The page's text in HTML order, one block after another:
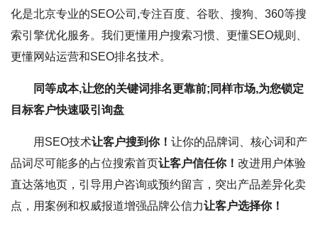
化是北京专业的SEO公司,专注百度、谷歌、搜狗、360等搜
索引擎优化服务。我们更懂用户搜索习惯、更懂SEO规则、
更懂网站运营和SEO排名技术。
同等成本,让您的关键词排名更靠前;同样市场,为您锁定
目标客户快速吸引询盘
用SEO技术让客户搜到你！ 让你的品牌词、核心词和产
品词尽可能多的占位搜索首页让客户信任你！ 改进用户体验
直达落地页，引导用户咨询或预约留言，突出产品差异化卖
点，用案例和权威报道增强品牌公信力让客户选择你！